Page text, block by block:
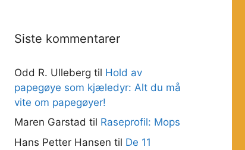
Siste kommentarer
Odd R. Ulleberg til Hold av
papegøye som kjæledyr: Alt du må
vite om papegøyer!
Maren Garstad til Raseprofil: Mops
Hans Petter Hansen til De 11